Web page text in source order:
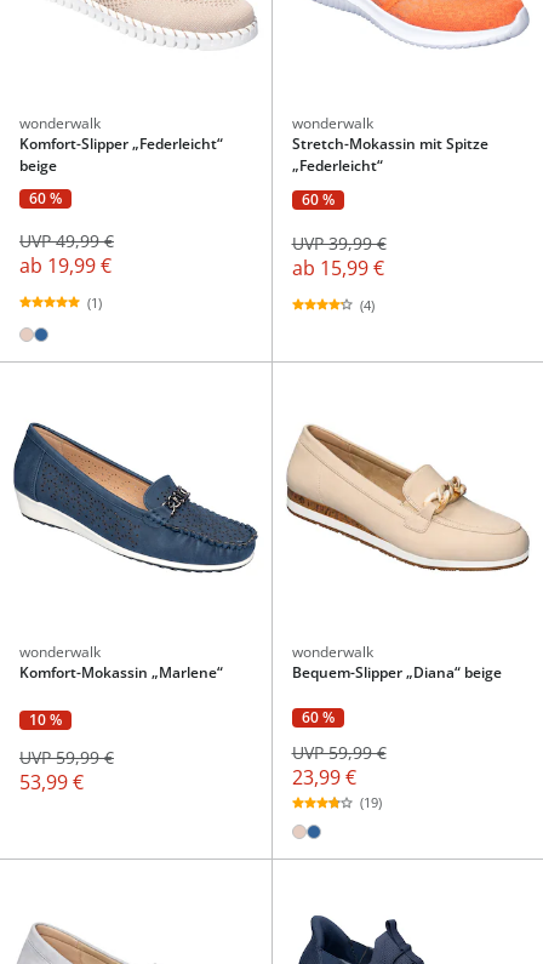
wonderwalk
Komfort-Slipper „Federleicht“
beige
60 %
ab 19,99 €
UVP 49,99 €
(1)
wonderwalk
Stretch-Mokassin mit Spitze
„Federleicht“
60 %
ab 15,99 €
UVP 39,99 €
(4)
wonderwalk
Komfort-Mokassin „Marlene“
10 %
53,99 €
UVP 59,99 €
wonderwalk
Bequem-Slipper „Diana“ beige
60 %
23,99 €
UVP 59,99 €
(19)